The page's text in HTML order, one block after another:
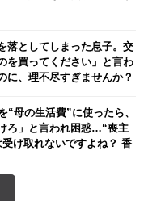
落としてしまった息子。交
を買ってください」と言わ
に、理不尽すぎませんか？
“母の生活費”に使ったら、
ろ」と言われ困惑…“喪主
け取れないですよね？ 香